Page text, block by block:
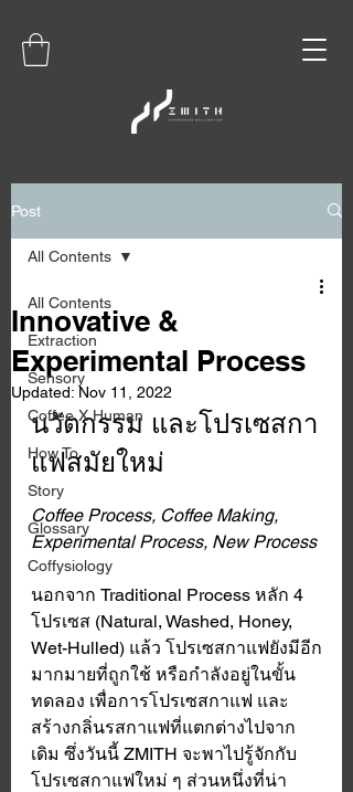
Post
All Contents
Extraction
Sensory
Coffee X Human
How To
Story
Glossary
Coffysiology
All Contents
Innovative &
Experimental Process
Updated:Nov 11, 2022
นวัตกรรม และโปรเซสกา
แฟสมัยใหม่
Coffee Process, Coffee Making,
Experimental Process, New Process
นอกจาก Traditional Process หลัก 4
โปรเซส (Natural, Washed, Honey,
Wet-Hulled) แล้ว โปรเซสกาแฟยังมีอีก
มากมายที่ถูกใช้ หรือกำลังอยู่ในขั้น
ทดลอง เพื่อการโปรเซสกาแฟ และ
สร้างกลิ่นรสกาแฟที่แตกต่างไปจาก
เดิม ซึ่งวันนี้ ZMITH จะพาไปรู้จักกับ
โปรเซสกาแฟใหม่ ๆ ส่วนหนึ่งที่น่า